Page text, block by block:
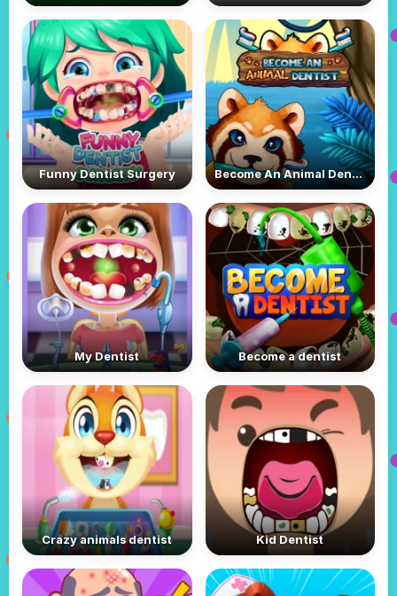
Funny Dentist Surgery Become An Animal Dentist
My Dentist Become a dentist
Crazy animals dentist Kid Dentist